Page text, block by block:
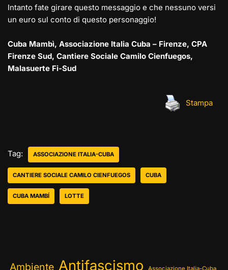
Intanto fate girare questo messaggio e che nessuno versi
un euro sul conto di questo personaggio!
Cuba Mambì, Associazione Italia Cuba – Firenze, CPA
Firenze Sud, Cantiere Sociale Camilo Cienfuegos,
Malasuerte Fi-Sud
Stampa
Tag: ASSOCIAZIONE ITALIA-CUBA
CANTIERE SOCIALE CAMILO CIENFUEGOS CUBA
CUBA MAMBÍ LOTTE
Ambiente Antifascismo Associazione Italia-Cuba